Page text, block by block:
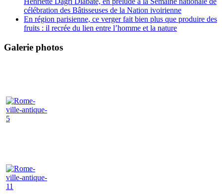
célébration des Bâtisseuses de la Nation ivoirienne
En région parisienne, ce verger fait bien plus que produire des
fruits : il recrée du lien entre l’homme et la nature
Galerie photos